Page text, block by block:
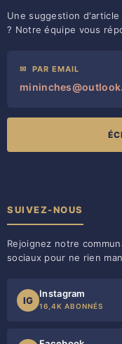
Une suggestion
? Notre équipe vous
✉ PAR EMAIL
SUIVEZ-NOUS
Rejoignez notre
sociaux pour ne rien
IG
Instagram
16,4K ABONNÉS